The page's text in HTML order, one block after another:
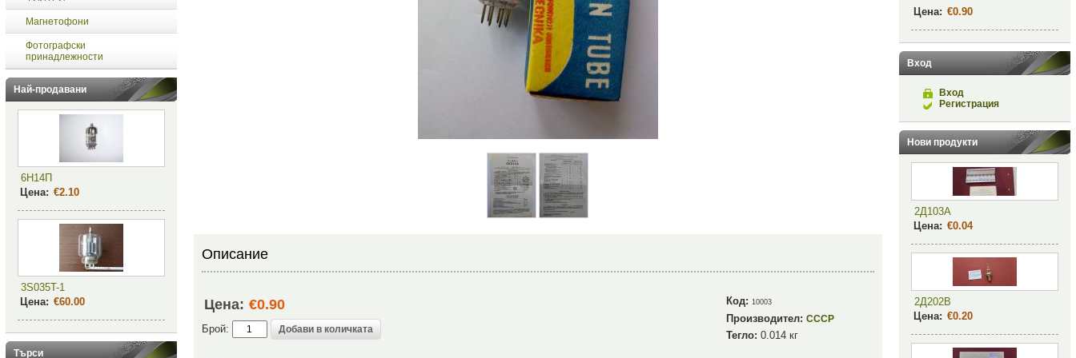
Магнетофони
Фотографски
принадлежности
Най-продавани
6Н14П
Цена: €2.10
3S035T-1
Цена: €60.00
Търси
Описание
Код: 10003
Производител: СССР
Тегло: 0.014кг
Цена: €0.90
Брой:
Цена: €0.90
Вход
Вход
Регистрация
Нови продукти
2Д103А
Цена: €0.04
2Д202В
Цена: €0.20